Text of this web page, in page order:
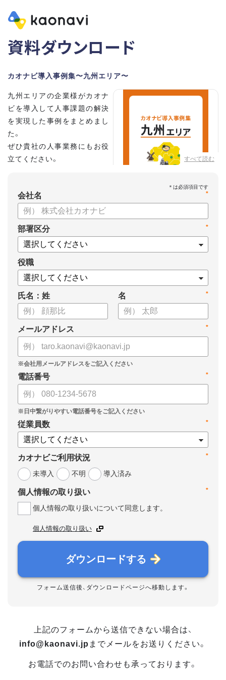
資料ダウンロード
カオナビ導入事例集〜九州エリア〜
すべて読む
九州エリアの企業様がカオナ
ビを導入して人事課題の解決
を実現した事例をまとめまし
た。
ぜひ貴社の人事業務にもお役
立てください。
*
会社名
*
部署区分
役職
氏名：姓 *
名
*
メールアドレス
*
電話番号
*
従業員数
*
カオナビご利用状況
未導入
不明 導入済み
*
個人情報の取り扱い
個人情報の取り扱いについて同意します。
個人情報の取り扱い
ダウンロードする
フォーム送信後、ダウンロードページへ移動します。
上記のフォームから送信できない場合は、
info@kaonavi.jp までメールをお送りください。
お電話でのお問い合わせも承っております。